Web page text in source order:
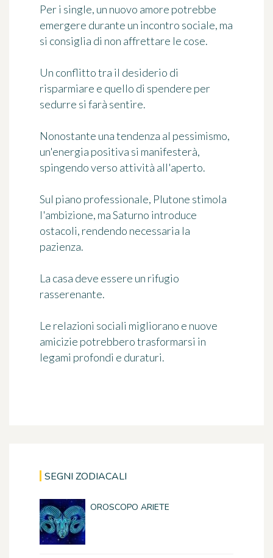
Per i single, un nuovo amore potrebbe
emergere durante un incontro sociale, ma
si consiglia di non affrettare le cose.
Un conflitto tra il desiderio di
risparmiare e quello di spendere per
sedurre si farà sentire.
Nonostante una tendenza al pessimismo,
un'energia positiva si manifesterà,
spingendo verso attività all'aperto.
Sul piano professionale, Plutone stimola
l'ambizione, ma Saturno introduce
ostacoli, rendendo necessaria la
pazienza.
La casa deve essere un rifugio
rasserenante.
Le relazioni sociali migliorano e nuove
amicizie potrebbero trasformarsi in
legami profondi e duraturi.
SEGNI ZODIACALI
OROSCOPO ARIETE